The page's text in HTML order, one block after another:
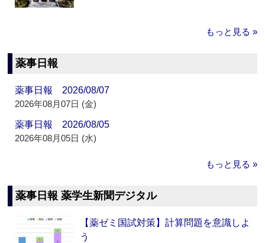
もっと見る »
薬事日報
薬事日報 2026/08/07
2026年08月07日 (金)
薬事日報 2026/08/05
2026年08月05日 (水)
もっと見る »
薬事日報 薬学生新聞デジタル
【薬ゼミ国試対策】計算問題を意識しよ
う